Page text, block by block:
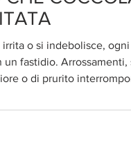
o si indebolisce,
un fastidio. Arrossamenti,
o di prurito